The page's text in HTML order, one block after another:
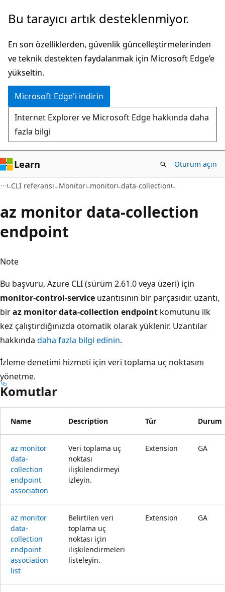
Ana
atla
Sayfa
gezintiye
atla
Bu tarayıcı artık desteklenmiyor.
En son özelliklerden, güvenlik güncelleştirmelerinden
ve teknik destekten faydalanmak için Microsoft Edge’e
yükseltin.
Microsoft Edge'i indirin
Internet Explorer ve Microsoft Edge hakkında daha
fazla bilgi
Learn Oturum açın
CLI referansı Monitor monitor data-collection
az monitor data-collection
endpoint
Note
Bu başvuru, Azure CLI (sürüm 2.61.0 veya üzeri) için
monitor-control-service uzantısının bir parçasıdır. uzantı,
biraz monitor data-collection endpoint komutunu ilk
kez çalıştırdığınızda otomatik olarak yüklenir. Uzantılar
hakkında daha fazla bilgi edinin.
İzleme denetimi hizmeti için veri toplama uç noktasını
yönetme.
Komutlar
Name Description Tür Durum
az monitor
data-
collection
endpoint
association
Veri toplama uç
noktası
ilişkilendirmeyi
izleyin.
Extension GA
az monitor
data-
collection
endpoint
association
list
Belirtilen veri
toplama uç
noktası için
ilişkilendirmeleri
listeleyin.
Extension GA